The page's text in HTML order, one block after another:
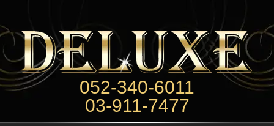
052-340-6011
03-911-7477